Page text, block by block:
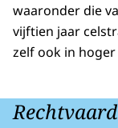
waaronder die
vijftien jaar
zelf ook in